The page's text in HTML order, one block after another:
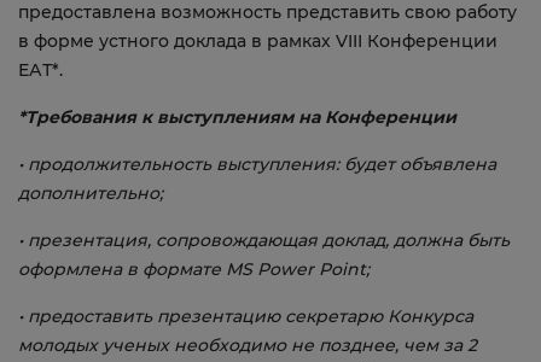
предоставлена возможность представить свою работу
в форме устного доклада в рамках VIII Конференции
ЕАТ*.
*Требования к выступлениям на Конференции
• продолжительность выступления: будет объявлена
дополнительно;
• презентация, сопровождающая доклад, должна быть
оформлена в формате MS Power Point;
• предоставить презентацию секретарю Конкурса
молодых ученых необходимо не позднее, чем за 2